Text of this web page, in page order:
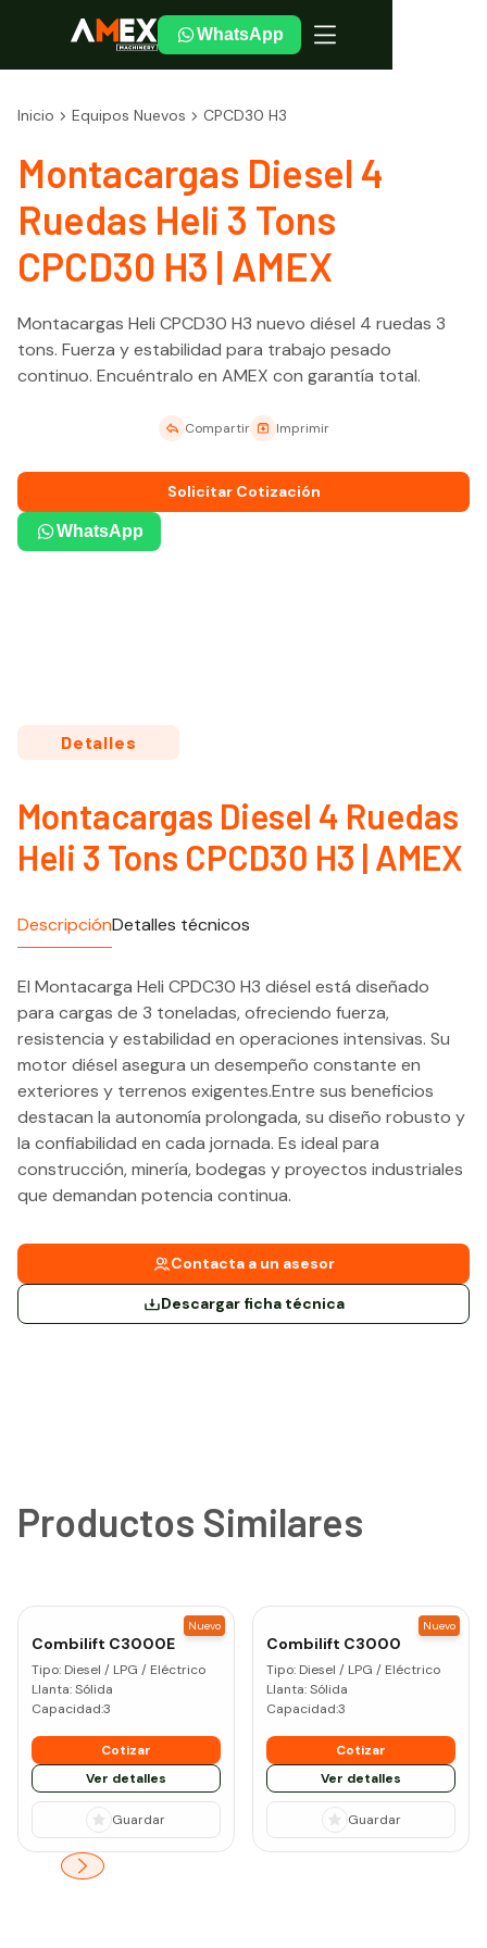
WhatsApp
Inicio Equipos Nuevos CPCD30 H3
Montacargas Diesel 4
Ruedas Heli 3 Tons
CPCD30 H3 | AMEX
Montacargas Heli CPCD30 H3 nuevo diésel 4 ruedas 3
tons. Fuerza y estabilidad para trabajo pesado
continuo. Encuéntralo en AMEX con garantía total.
Compartir Imprimir
Solicitar Cotización
WhatsApp
Detalles
Montacargas Diesel 4 Ruedas
Heli 3 Tons CPCD30 H3 | AMEX
DescripciónDetalles técnicos
El Montacarga Heli CPDC30 H3 diésel está diseñado
para cargas de 3 toneladas, ofreciendo fuerza,
resistencia y estabilidad en operaciones intensivas. Su
motor diésel asegura un desempeño constante en
exteriores y terrenos exigentes.Entre sus beneficios
destacan la autonomía prolongada, su diseño robusto y
la confiabilidad en cada jornada. Es ideal para
construcción, minería, bodegas y proyectos industriales
que demandan potencia continua.
Contacta a un asesor
Descargar ficha técnica
Productos Similares
Combilift C3000E
Tipo: Diesel / LPG / Eléctrico
Llanta:Sólida
Capacidad:3
Cotizar
Ver detalles
Guardar
Nuevo
Combilift C3000
Tipo: Diesel / LPG / Eléctrico
Llanta:Sólida
Capacidad:3
Cotizar
Ver detalles
Guardar
Nuevo